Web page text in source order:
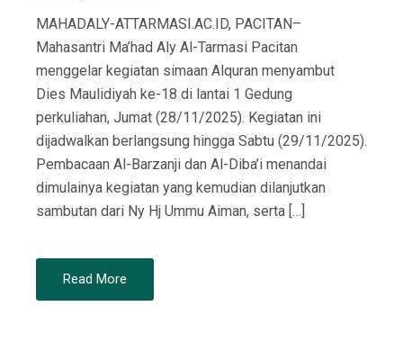
MAHADALY-ATTARMASI.AC.ID, PACITAN–
Mahasantri Ma’had Aly Al-Tarmasi Pacitan
menggelar kegiatan simaan Alquran menyambut
Dies Maulidiyah ke-18 di lantai 1 Gedung
perkuliahan, Jumat (28/11/2025). Kegiatan ini
dijadwalkan berlangsung hingga Sabtu (29/11/2025).
Pembacaan Al-Barzanji dan Al-Diba’i menandai
dimulainya kegiatan yang kemudian dilanjutkan
sambutan dari Ny Hj Ummu Aiman, serta […]
Read More